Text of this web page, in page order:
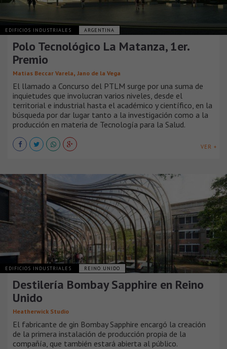
EDIFICIOS INDUSTRIALES ARGENTINA
Polo Tecnológico La Matanza, 1er.
Premio
Matías Beccar Varela, Jano de la Vega
El llamado a Concurso del PTLM surge por una suma de
inquietudes que involucran varios niveles, desde el
territorial e industrial hasta el académico y científico, en la
búsqueda por dar lugar tanto a la investigación como a la
producción en materia de Tecnología para la Salud.
VER +
EDIFICIOS INDUSTRIALES REINO UNIDO
Destilería Bombay Sapphire en Reino
Unido
Heatherwick Studio
El fabricante de gin Bombay Sapphire encargó la creación
de la primera instalación de producción propia de la
compañía, que también estará abierta al público.